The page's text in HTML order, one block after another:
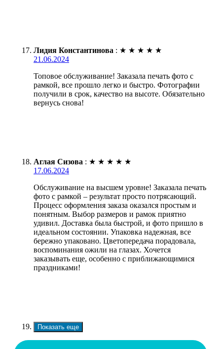
Лидия Константинова : ★ ★ ★ ★ ★
21.06.2024
Топовое обслуживание! Заказала печать фото с
рамкой, все прошло легко и быстро. Фотографии
получили в срок, качество на высоте. Обязательно
вернусь снова!
Аглая Сизова : ★ ★ ★ ★ ★
17.06.2024
Обслуживание на высшем уровне! Заказала печать
фото с рамкой – результат просто потрясающий.
Процесс оформления заказа оказался простым и
понятным. Выбор размеров и рамок приятно
удивил. Доставка была быстрой, и фото пришло в
идеальном состоянии. Упаковка надежная, все
бережно упаковано. Цветопередача порадовала,
воспоминания ожили на глазах. Хочется
заказывать еще, особенно с приближающимися
праздниками!
Показать еще